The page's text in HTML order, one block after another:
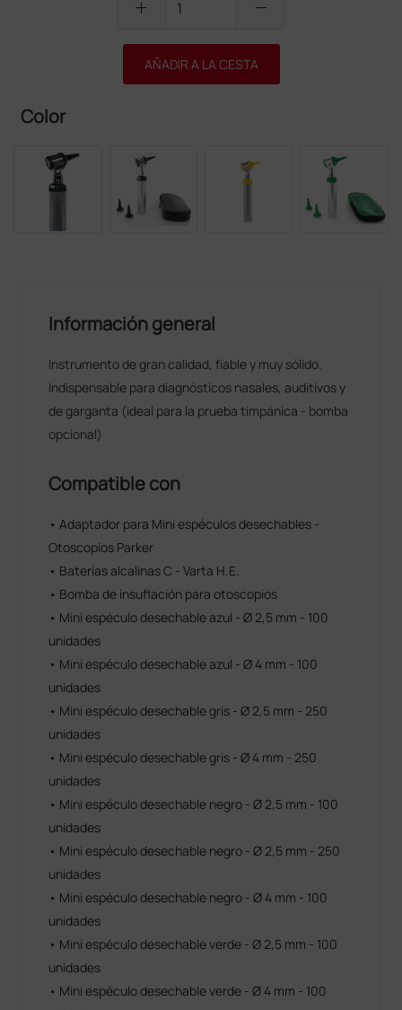
add remove
AÑADIR A LA CESTA
Color
Información general
Instrumento de gran calidad, fiable y muy sólido.
Indispensable para diagnósticos nasales, auditivos y
de garganta (ideal para la prueba timpánica - bomba
opcional)
Compatible con
• Adaptador para Mini espéculos desechables -
Otoscopios Parker
• Baterías alcalinas C - Varta H.E.
• Bomba de insuflación para otoscopios
• Mini espéculo desechable azul - Ø 2,5 mm - 100
unidades
• Mini espéculo desechable azul - Ø 4 mm - 100
unidades
• Mini espéculo desechable gris - Ø 2,5 mm - 250
unidades
• Mini espéculo desechable gris - Ø 4 mm - 250
unidades
• Mini espéculo desechable negro - Ø 2,5 mm - 100
unidades
• Mini espéculo desechable negro - Ø 2,5 mm - 250
unidades
• Mini espéculo desechable negro - Ø 4 mm - 100
unidades
• Mini espéculo desechable verde - Ø 2,5 mm - 100
unidades
• Mini espéculo desechable verde - Ø 4 mm - 100